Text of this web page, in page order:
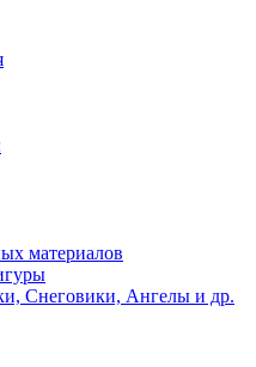
материалов
Снеговики, Ангелы и др.